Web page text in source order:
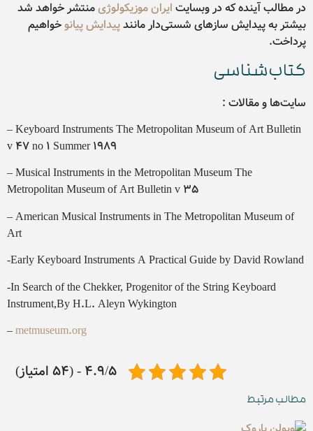
در مطالب آینده که در وبسایت ایران موزیکولوژیمنتشر خواهد شد
بیشتر به پیدایش سازهای شستی‌دار مانندپیدایش پیانوخواهیم
پرداخت.
کتاب‌شناسی
سایت‌ها و مقالات :
– Keyboard Instruments The Metropolitan Museum of Art Bulletin
v 47 no 1 Summer 1989
– Musical Instruments in the Metropolitan Museum The
Metropolitan Museum of Art Bulletin v 35
– American Musical Instruments in The Metropolitan Museum of
Art
-Early Keyboard Instruments A Practical Guide by David Rowland
-In Search of the Chekker, Progenitor of the String Keyboard
Instrument,By H.L. Aleyn Wykington
–metmuseum.org
4.9/5 - (54 امتیاز)
مطالب مرتبط